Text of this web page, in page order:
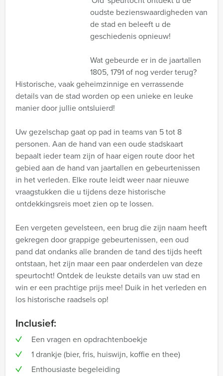
oudste bezienswaardigheden van
de stad en beleeft u de
geschiedenis opnieuw!
Wat gebeurde er in de jaartallen
1805, 1791 of nog verder terug?
Historische, vaak geheimzinnige en verrassende
details van de stad worden op een unieke en leuke
manier door jullie ontsluierd!
Uw gezelschap gaat op pad in teams van 5 tot 8
personen. Aan de hand van een oude stadskaart
bepaalt ieder team zijn of haar eigen route door het
gebied aan de hand van jaartallen en gebeurtenissen
in het verleden. Elke route leidt weer naar nieuwe
vraagstukken die u tijdens deze historische
ontdekkingsreis moet zien op te lossen.
Een vergeten gevelsteen, een brug die zijn naam heeft
gekregen door grappige gebeurtenissen, een oud
pand dat ondanks alle branden de tand des tijds heeft
ontstaan, het zijn maar een paar onderdelen van deze
speurtocht! Ontdek de leukste details van uw stad en
win er een prachtige prijs mee! Duik in het verleden en
los historische raadsels op!
Inclusief:
Een vragen en opdrachtenboekje
1 drankje (bier, fris, huiswijn, koffie en thee)
Enthousiaste begeleiding